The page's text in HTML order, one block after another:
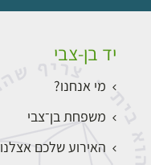
יד בן-צבי
מי אנחנו?
משפחת בן־צבי
האירוע שלכם אצלנו